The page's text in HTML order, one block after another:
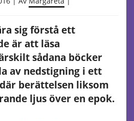
sig förstå ett
är att läsa
sådana böcker
av nedstigning i ett
berättelsen liksom
ljus över en epok.